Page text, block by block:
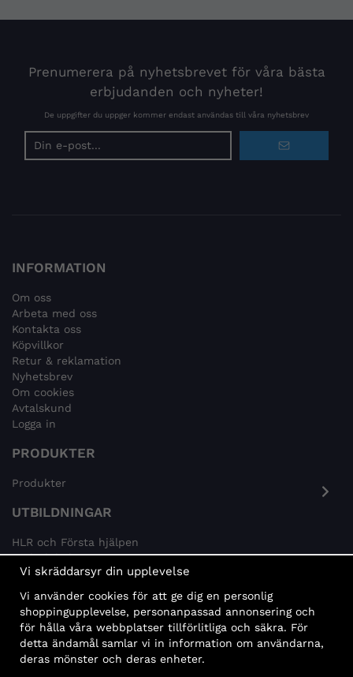
Prenumerera på nyhetsbrevet för våra bästa
erbjudanden och nyheter!
De uppgifter du uppger kommer endast användas till våra nyhetsbrev
INFORMATION
Om oss
Arbeta med oss
Kontakta oss
Köpvillkor
Retur & reklamation
Nyhetsbrev
Om cookies
Avtalskund
Logga in
PRODUKTER
Produkter
UTBILDNINGAR
HLR och Första hjälpen
Psykisk hälsa
Brandskydd
MÅLGRUPPER
Offentlig sektor och företag
Privatpersoner
Vi skräddarsyr din upplevelse
Vi använder cookies för att ge dig en personlig
shoppingupplevelse, personanpassad annonsering och
för hålla våra webbplatser tillförlitliga och säkra. För
detta ändamål samlar vi in information om användarna,
deras mönster och deras enheter.